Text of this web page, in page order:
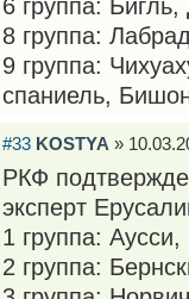
6 группа:
8 группа:
9 группа:
спаниель,
#33 KOSTYA »
РКФ
эксперт
1 группа:
2 группа: